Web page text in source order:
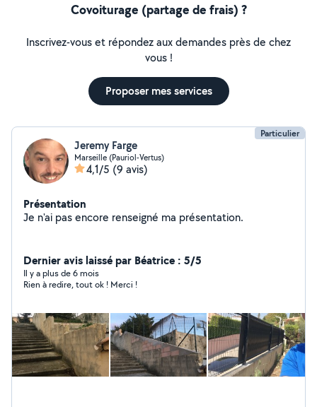
Covoiturage (partage de frais) ?
Inscrivez-vous et répondez aux demandes près de chez
vous !
Proposer mes services
Particulier
Jeremy Farge
Marseille (Pauriol-Vertus)
4,1/5 (9 avis)
Présentation
Je n'ai pas encore renseigné ma présentation.
Dernier avis laissé par Béatrice : 5/5
Il y a plus de 6 mois
Rien à redire, tout ok ! Merci !